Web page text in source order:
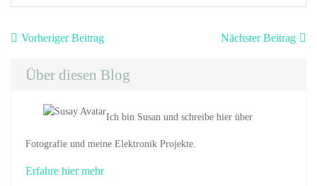
Beitragsnavigation
Vorheriger BeitragVorheriger
Nächster Beitrag
Über diesen Blog
Ich bin Susan und schreibe hier über
Fotografie und meine Elektronik Projekte.
Erfahre hier mehr